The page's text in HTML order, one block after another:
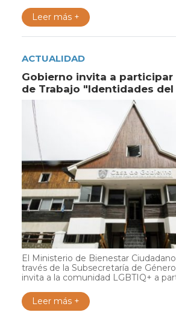
Leer más +
ACTUALIDAD
Gobierno invita a participar
de Trabajo "Identidades del
El Ministerio de Bienestar
través de la Subsecretaría de
invita a la comunidad LGBTIQ+ a
Leer más +